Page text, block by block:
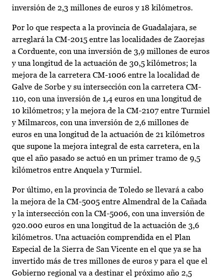
inversión de 2,3 millones de euros y 18 kilómetros.
Por lo que respecta a la provincia de Guadalajara, se
arreglará la CM-2015 entre las localidades de Zaorejas
a Corduente, con una inversión de 3,9 millones de euros
y una longitud de la actuación de 30,5 kilómetros; la
mejora de la carretera CM-1006 entre la localidad de
Galve de Sorbe y su intersección con la carretera CM-
110, con una inversión de 1,4 euros en una longitud de
10 kilómetros; y la mejora de la CM-2107 entre Turmiel
y Milmarcos, con una inversión de 2,6 millones de
euros en una longitud de la actuación de 21 kilómetros
que supone la mejora integral de esta carretera, en la
que el año pasado se actuó en un primer tramo de 9,5
kilómetros entre Anquela y Turmiel.
Por último, en la provincia de Toledo se llevará a cabo
la mejora de la CM-5005 entre Almendral de la Cañada
y la intersección con la CM-5006, con una inversión de
920.000 euros en una longitud de la actuación de 3,6
kilómetros. Una actuación comprendida en el Plan
Especial de la Sierra de San Vicente en el que ya se ha
invertido más de tres millones de euros y para el que el
Gobierno regional va a destinar el próximo año 2,5